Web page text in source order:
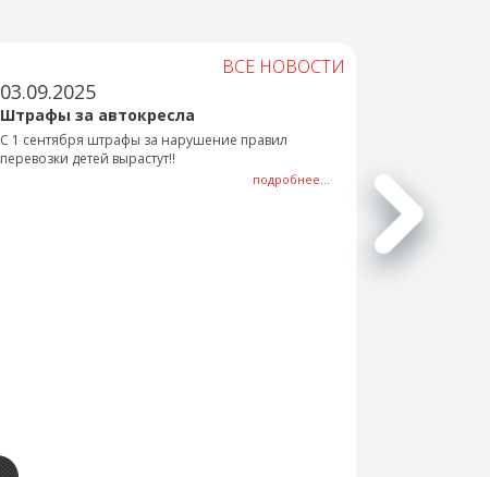
ВСЕ НОВОСТИ
03.09.2025
Штрафы за автокресла
С 1 сентября штрафы за нарушение правил
перевозки детей вырастут!!
подробнее...